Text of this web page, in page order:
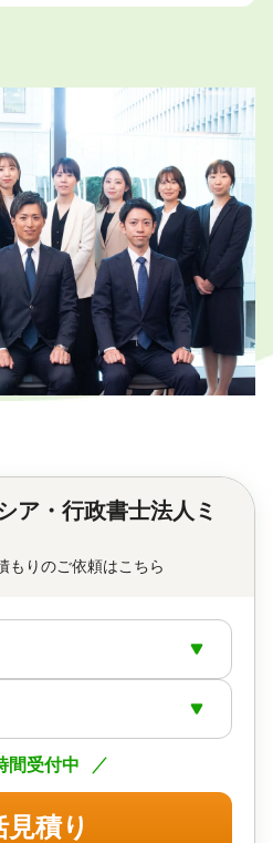
ア・行政書士法人ミ
もりのご依頼はこちら
間受付中
見積り